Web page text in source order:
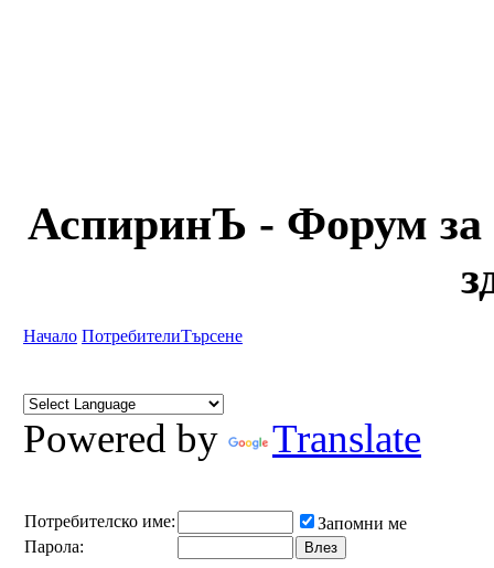
АспиринЪ - Форум за
Начало ПотребителиТърсене
Powered by Translate
Потребителско име:
Запомни ме
Парола: